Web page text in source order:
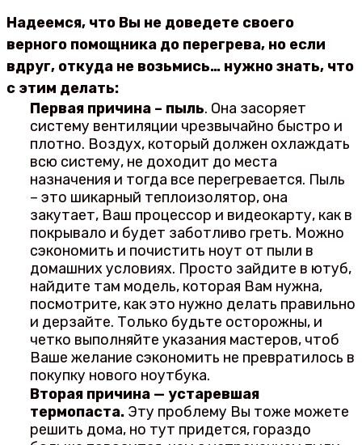
Надеемся, что Вы не доведете своего
верного помощника до перегрева, но если
вдруг, откуда не возьмись… нужно знать, что
с этим делать:
Первая причина – пыль. Она засоряет
систему вентиляции чрезвычайно быстро и
плотно. Воздух, который должен охлаждать
всю систему, не доходит до места
назначения и тогда все перегревается. Пыль
– это шикарный теплоизолятор, она
закутает, Ваш процессор и видеокарту, как в
покрывало и будет заботливо греть. Можно
сэкономить и почистить ноут от пыли в
домашних условиях. Просто зайдите в ютуб,
найдите там модель, которая Вам нужна,
посмотрите, как это нужно делать правильно
и дерзайте. Только будьте осторожны, и
четко выполняйте указания мастеров, чтоб
Ваше желание сэкономить не превратилось в
покупку нового ноутбука.
Вторая причина — устаревшая
термопаста.Эту проблему Вы тоже можете
решить дома, но тут придется, гораздо